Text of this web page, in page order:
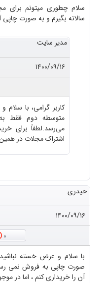
سلام چطوری میتونم برای
سالانه بگیرم و به صورت چاپی
مدیر سایت
۱۴۰۰/۰۹/۱۶
اشتراک مجلات در
حیدری
۱۴۰۰/۰۹/۱۶
0
با سلام و عرض خسته
صورت چاپی به فروش نمی
آن را خریداری کنم ، اما در